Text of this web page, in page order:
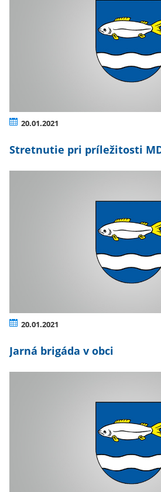
20.01.2021
Stretnutie pri príležitosti
20.01.2021
Jarná brigáda v obci